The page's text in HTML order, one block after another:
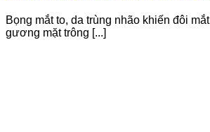
Bọng mắt to, da trùng nhão khiến đôi
gương mặt trông [...]